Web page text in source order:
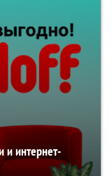
и интернет-